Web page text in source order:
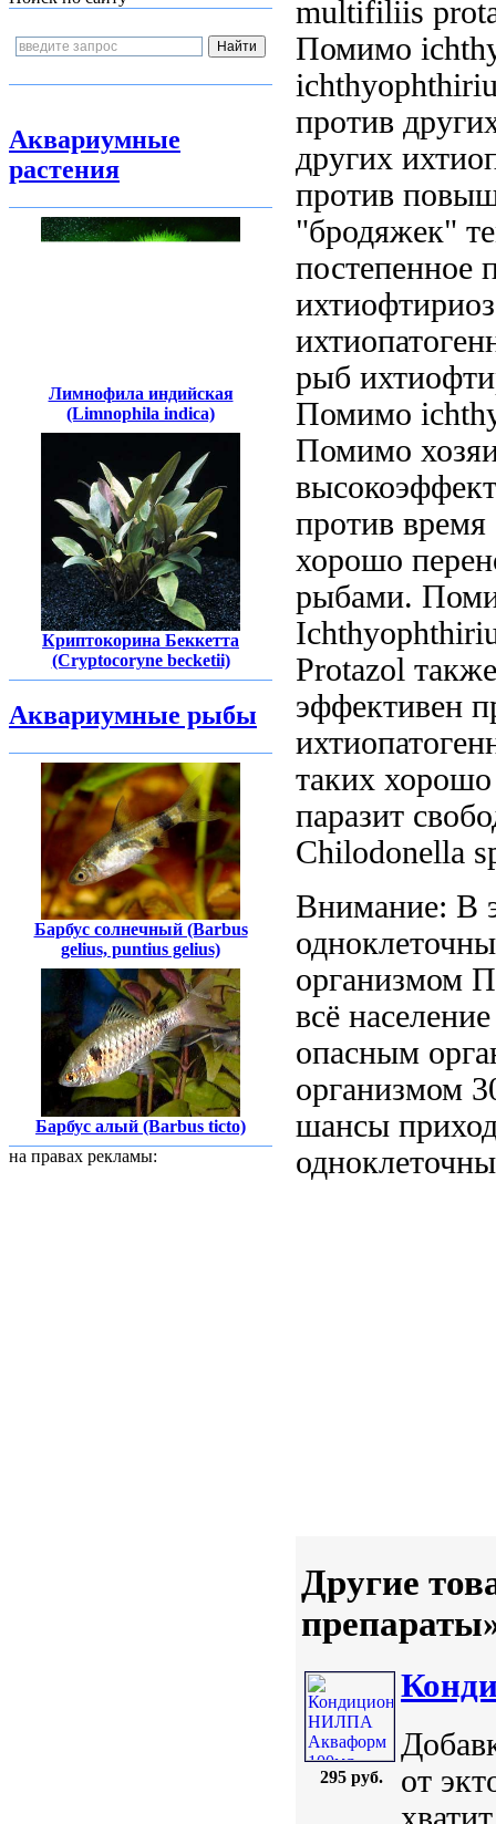
Аквариумные
растения
Лимнофила индийская
(Limnophila indica)
Криптокорина Беккетта
(Cryptocoryne becketii)
Аквариумные рыбы
Барбус солнечный (Barbus
gelius, puntius gelius)
Барбус алый (Barbus ticto)
на правах рекламы:
multifiliis
Помимо
против
других
против
"бродяжек"
постепенное
рыб
Помимо
Помимо
против
хорошо
рыбами.
Protazol
эффективен
таких хорошо
паразит
Chilodonella
Внимание: В
организмом
всё
опасным
организмом
шансы
Другие
295 руб.
от